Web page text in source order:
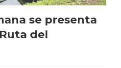
se presenta
del